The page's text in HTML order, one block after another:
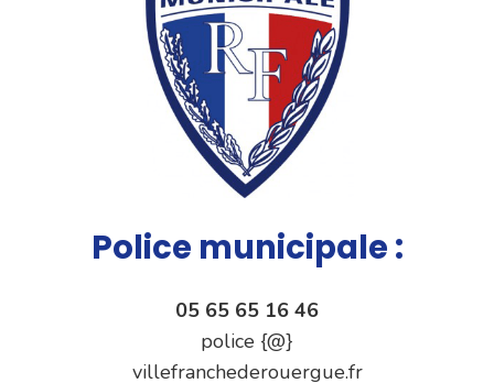
Police municipale :
05 65 65 16 46
police {@}
villefranchederouergue.fr